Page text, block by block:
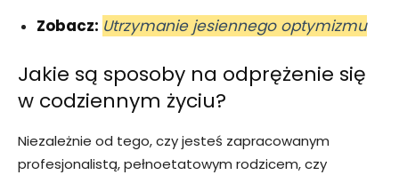
Zobacz: Utrzymanie jesiennego optymizmu
Jakie są sposoby na odprężenie się
w codziennym życiu?
Niezależnie od tego, czy jesteś zapracowanym
profesjonalistą, pełnoetatowym rodzicem, czy